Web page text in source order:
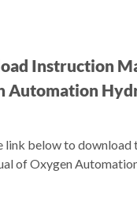
Instruction
Automation
link below to download
of Oxygen